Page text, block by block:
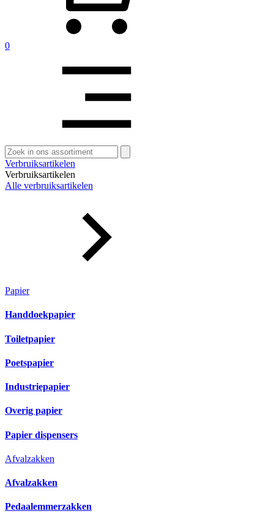
0
Zoeken
naar:
Verbruiksartikelen
Verbruiksartikelen
Alle verbruiksartikelen
Papier
Handdoekpapier
Toiletpapier
Poetspapier
Industriepapier
Overig papier
Papier dispensers
Afvalzakken
Afvalzakken
Pedaalemmerzakken